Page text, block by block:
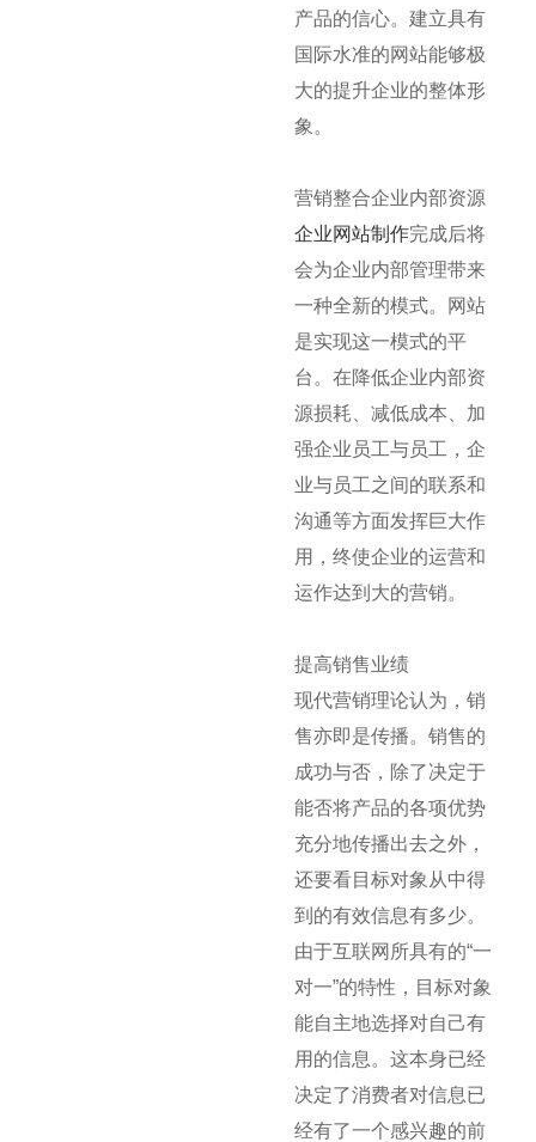
产品的信心。建立具有
国际水准的网站能够极
大的提升企业的整体形
象。
营销整合企业内部资源
企业网站制作完成后将
会为企业内部管理带来
一种全新的模式。网站
是实现这一模式的平
台。在降低企业内部资
源损耗、减低成本、加
强企业员工与员工，企
业与员工之间的联系和
沟通等方面发挥巨大作
用，终使企业的运营和
运作达到大的营销。
提高销售业绩
现代营销理论认为，销
售亦即是传播。销售的
成功与否，除了决定于
能否将产品的各项优势
充分地传播出去之外，
还要看目标对象从中得
到的有效信息有多少。
由于互联网所具有的“一
对一”的特性，目标对象
能自主地选择对自己有
用的信息。这本身已经
决定了消费者对信息已
经有了一个感兴趣的前